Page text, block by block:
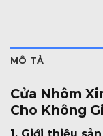
MÔ TẢ
Cửa Nhôm
Cho Không